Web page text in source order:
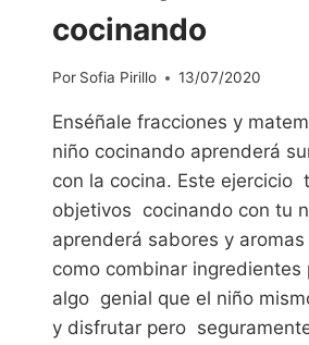
cocinando
Por Sofia Pirillo 13/07/2020
Enséñale fracciones y
niño cocinando aprenderá
con la cocina. Este ejercicio
objetivos cocinando con tu
aprenderá sabores y
como combinar ingredientes
algo genial que el niño
y disfrutar pero